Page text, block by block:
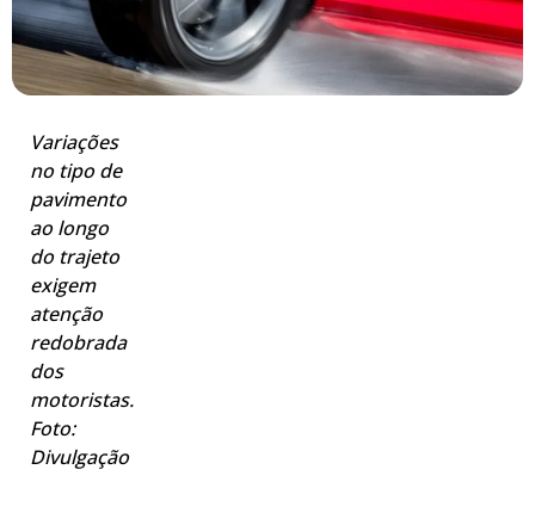
Variações
no tipo de
pavimento
ao longo
do trajeto
exigem
atenção
redobrada
dos
motoristas.
Foto:
Divulgação